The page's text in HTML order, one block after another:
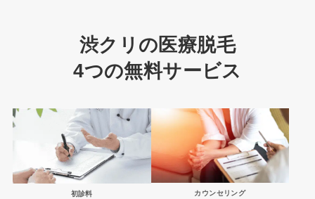
渋クリの医療脱毛
4つの無料サービス
初診料 カウンセリング